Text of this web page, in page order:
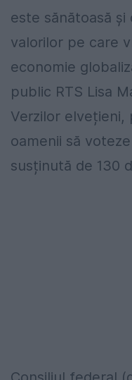
este sănătoasă
valorilor pe care
economie
public RTS Lisa
Verzilor elvețieni,
oamenii să
susținută de 130